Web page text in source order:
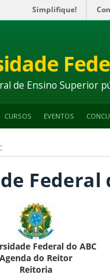
Simplifique!
de Ensino Superior
CURSOS EVENTOS
Federal
Federal do ABC
Agenda do Reitor
Reitoria